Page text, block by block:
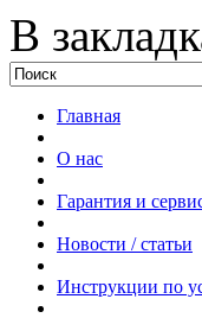
В
Главная
О нас
Гарантия и
Новости / статьи
Инструкции по